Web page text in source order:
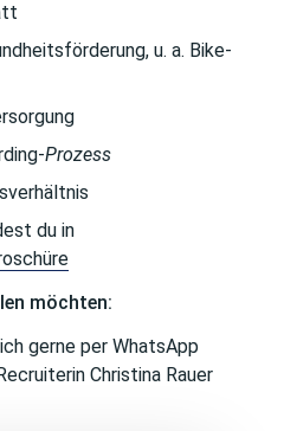
u. a. Bike-
Prozess
du in
möchten:
gerne per WhatsApp
Christina Rauer